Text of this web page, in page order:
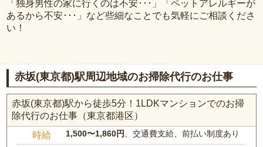
「独身男性の家に行くのは不安･･･」「ペットアレルギーが
あるから不安･･･」など些細なことでも気軽にご相談くださ
い！
赤坂(東京都)駅周辺地域のお掃除代行のお仕事
赤坂(東京都)駅から徒歩5分！1LDKマンションでのお掃
除代行のお仕事（東京都港区）
時給 1,500〜1,860円、交通費支給、前払い制度あり